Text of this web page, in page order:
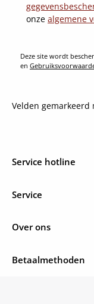
onze algemene
Deze site wordt
en
Velden
Service hotline
Service
Over ons
Betaalmethoden